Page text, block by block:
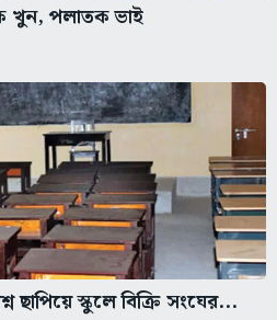
খুন, পলাতক ভাই
ছাপিয়ে স্কুলে বিক্রি সংঘের...